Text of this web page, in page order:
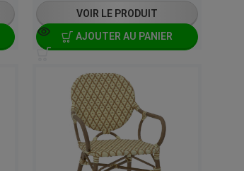
VOIR LE PRODUIT
AJOUTER AU PANIER